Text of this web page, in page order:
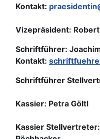
Kontakt:
Vizepräsident:
Schriftführer:
Kontakt:
Schriftführer
Kassier: Petra Göltl
Kassier